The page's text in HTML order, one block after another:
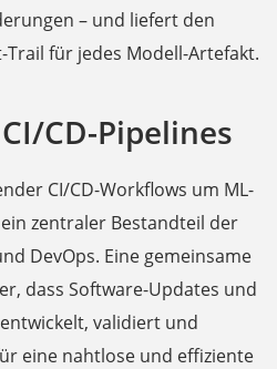
– und liefert den
für jedes Modell-Artefakt.
CD-Pipelines
CI/CD-Workflows um ML-
zentraler Bestandteil der
DevOps. Eine gemeinsame
dass Software-Updates und
validiert und
eine nahtlose und effiziente